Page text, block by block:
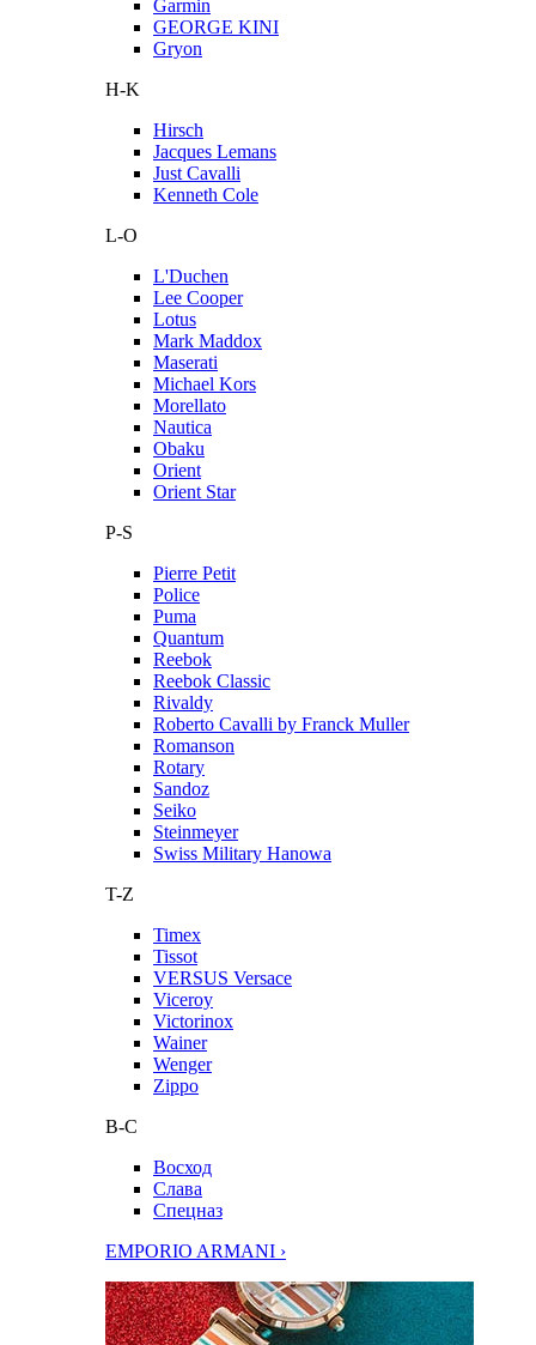
Garmin
GEORGE KINI
Gryon
H-K
Hirsch
Jacques Lemans
Just Cavalli
Kenneth Cole
L-O
L'Duchen
Lee Cooper
Lotus
Mark Maddox
Maserati
Michael Kors
Morellato
Nautica
Obaku
Orient
Orient Star
P-S
Pierre Petit
Police
Puma
Quantum
Reebok
Reebok Classic
Rivaldy
Roberto Cavalli by Franck Muller
Romanson
Rotary
Sandoz
Seiko
Steinmeyer
Swiss Military Hanowa
T-Z
Timex
Tissot
VERSUS Versace
Viceroy
Victorinox
Wainer
Wenger
Zippo
В-С
Восход
Слава
Спецназ
EMPORIO ARMANI ›